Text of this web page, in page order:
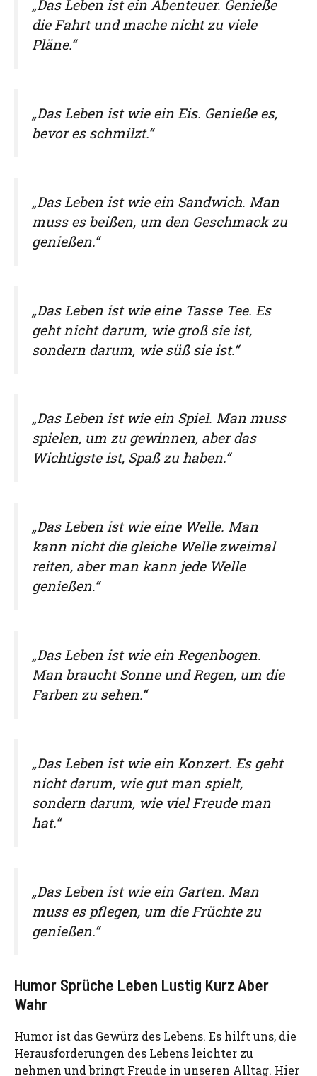
„Das Leben ist ein Abenteuer. Genieße
die Fahrt und mache nicht zu viele
Pläne.“
„Das Leben ist wie ein Eis. Genieße es,
bevor es schmilzt.“
„Das Leben ist wie ein Sandwich. Man
muss es beißen, um den Geschmack zu
genießen.“
„Das Leben ist wie eine Tasse Tee. Es
geht nicht darum, wie groß sie ist,
sondern darum, wie süß sie ist.“
„Das Leben ist wie ein Spiel. Man muss
spielen, um zu gewinnen, aber das
Wichtigste ist, Spaß zu haben.“
„Das Leben ist wie eine Welle. Man
kann nicht die gleiche Welle zweimal
reiten, aber man kann jede Welle
genießen.“
„Das Leben ist wie ein Regenbogen.
Man braucht Sonne und Regen, um die
Farben zu sehen.“
„Das Leben ist wie ein Konzert. Es geht
nicht darum, wie gut man spielt,
sondern darum, wie viel Freude man
hat.“
„Das Leben ist wie ein Garten. Man
muss es pflegen, um die Früchte zu
genießen.“
Humor Sprüche Leben Lustig Kurz Aber
Wahr
Humor ist das Gewürz des Lebens. Es hilft uns, die
Herausforderungen des Lebens leichter zu
nehmen und bringt Freude in unseren Alltag. Hier